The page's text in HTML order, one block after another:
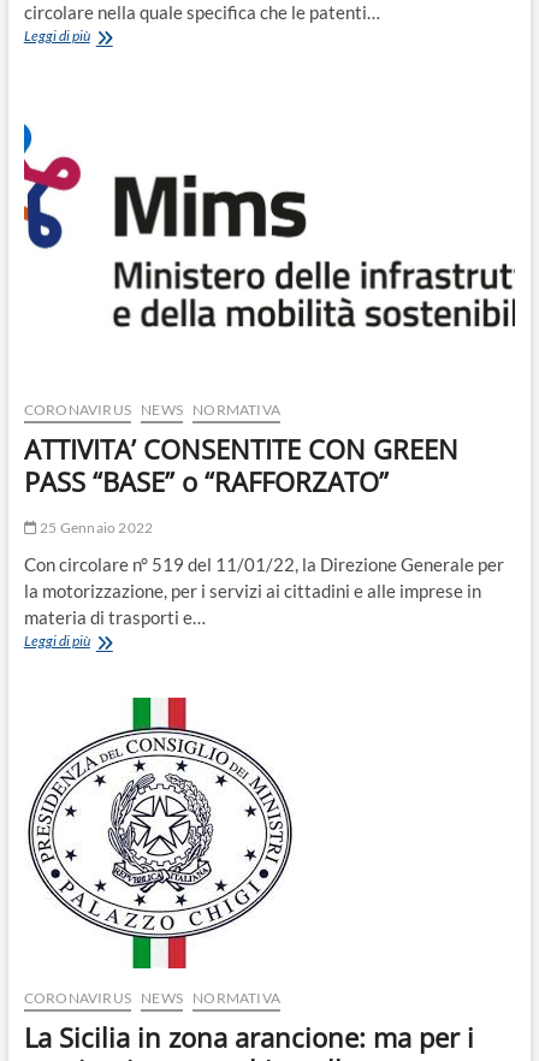
circolare nella quale specifica che le patenti…
Leggi di piùRICONOSCIMENTO
C.D.S..
CORONAVIRUS NEWS NORMATIVA
ATTIVITA’ CONSENTITE CON GREEN
PASS “BASE” o “RAFFORZATO”
25 Gennaio 2022
Con circolare n° 519 del 11/01/22, la Direzione Generale per
la motorizzazione, per i servizi ai cittadini e alle imprese in
materia di trasporti e…
Leggi di piùATTIVITA’
“BASE”
o
“RAFFORZATO”
CORONAVIRUS NEWS NORMATIVA
La Sicilia in zona arancione: ma per i